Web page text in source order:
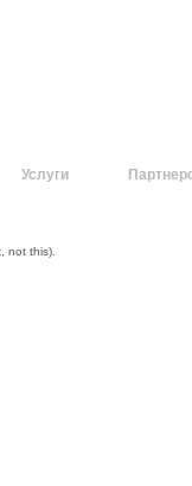
Услуги
not this).